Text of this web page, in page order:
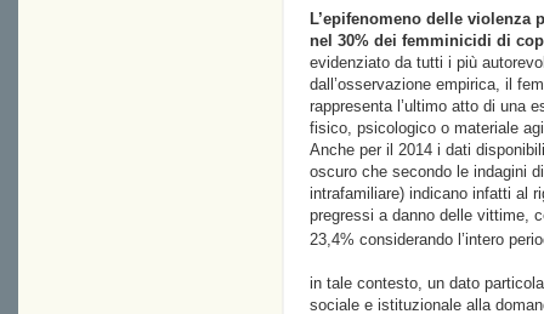
L’epifenomeno delle violenza
nel 30% dei femminicidi di
evidenziato da tutti i più
dall’osservazione empirica, il
rappresenta l’ultimo atto di una
fisico, psicologico o materiale
Anche per il 2014 i dati
oscuro che secondo le indagini
intrafamiliare) indicano infatti al
pregressi a danno delle vittime,
23,4% considerando l’intero
in tale contesto, un dato
sociale e istituzionale alla